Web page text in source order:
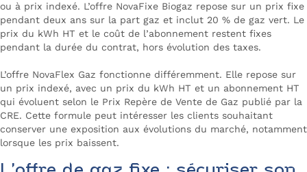
ou à prix indexé. L’offre NovaFixe Biogaz repose sur un prix fixe
pendant deux ans sur la part gaz et inclut 20 % de gaz vert. Le
prix du kWh HT et le coût de l’abonnement restent fixes
pendant la durée du contrat, hors évolution des taxes.
L’offre NovaFlex Gaz fonctionne différemment. Elle repose sur
un prix indexé, avec un prix du kWh HT et un abonnement HT
qui évoluent selon le Prix Repère de Vente de Gaz publié par la
CRE. Cette formule peut intéresser les clients souhaitant
conserver une exposition aux évolutions du marché, notamment
lorsque les prix baissent.